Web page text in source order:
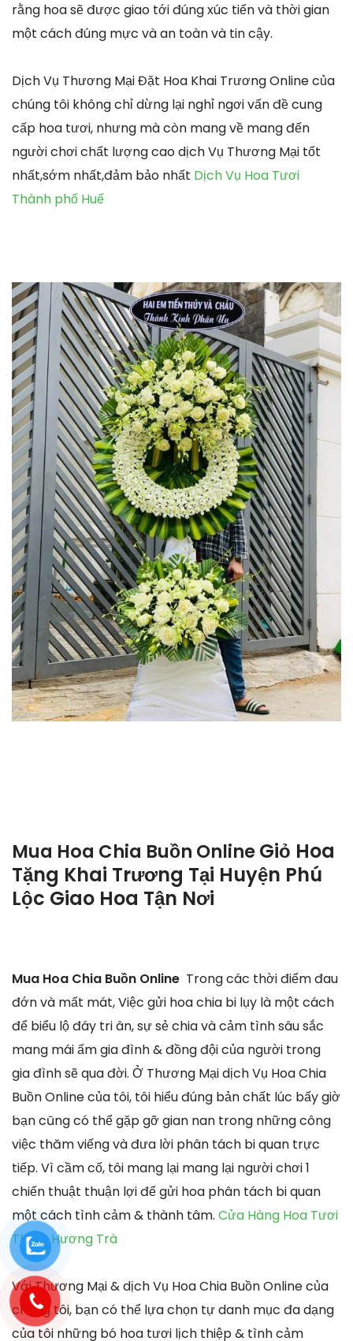
rằng hoa sẽ được giao tới đúng xúc tiến và thời gian
một cách đúng mực và an toàn và tin cậy.
Dịch Vụ Thương Mại Đặt Hoa Khai Trương Online của
chúng tôi không chỉ dừng lại nghỉ ngơi vấn đề cung
cấp hoa tươi, nhưng mà còn mang về mang đến
người chơi chất lượng cao dịch Vụ Thương Mại tốt
nhất,sớm nhất,đảm bảo nhất Dịch Vụ Hoa Tươi
Thành phố Huế
Mua Hoa Chia Buồn OnlineGiỏ Hoa
Tặng Khai Trương Tại Huyện Phú
Lộc Giao Hoa Tận Nơi
Mua Hoa Chia Buồn Online Trong các thời điểm đau
đớn và mất mát, Việc gửi hoa chia bi lụy là một cách
để biểu lộ đáy tri ân, sự sẻ chia và cảm tình sâu sắc
mang mái ấm gia đình & đồng đội của người trong
gia đình sẽ qua đời. Ở Thương Mại dịch Vụ Hoa Chia
Buồn Online của tôi, tôi hiểu đúng bản chất lúc bấy giờ
bạn cũng có thể gặp gỡ gian nan trong những công
việc thăm viếng và đưa lời phân tách bi quan trực
tiếp. Vì cầm cố, tôi mang lại mang lại người chơi 1
chiến thuật thuận lợi để gửi hoa phân tách bi quan
một cách tình cảm & thành tâm. Cửa Hàng Hoa Tươi
Thị xã Hương Trà
Với Thương Mại & dịch Vụ Hoa Chia Buồn Online của
chúng tôi, bạn có thể lựa chọn tự danh mục đa dạng
của tôi những bó hoa tươi lịch thiệp & tình cảm